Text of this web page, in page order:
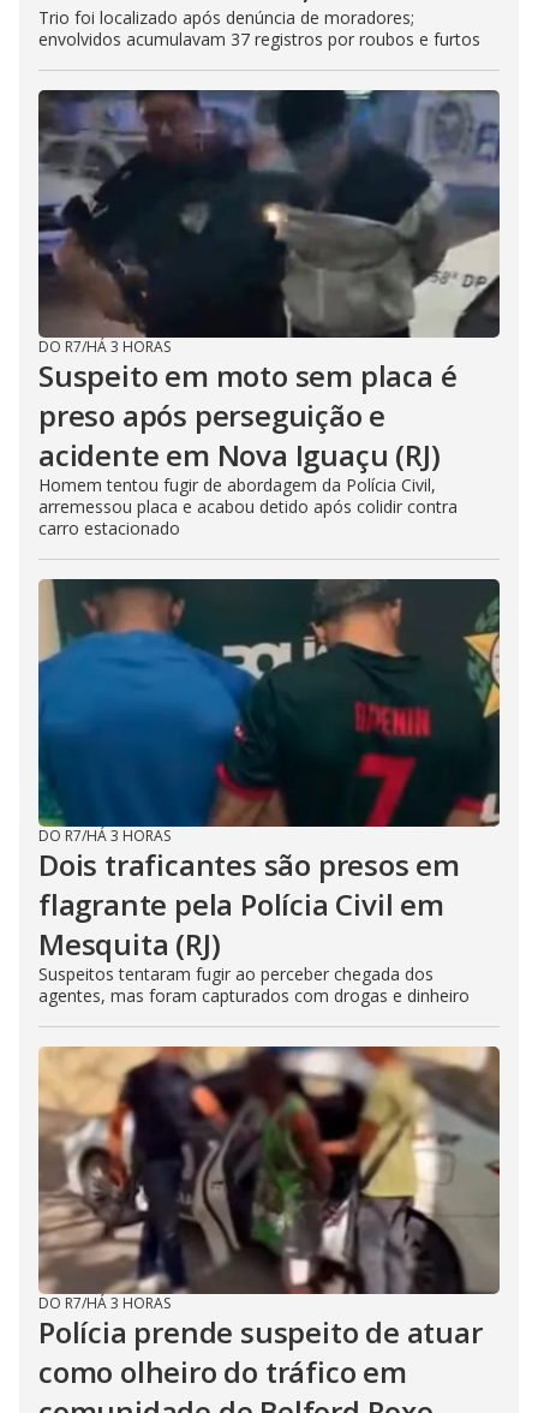
Trio foi localizado após denúncia de moradores;
envolvidos acumulavam 37 registros por roubos e furtos
DO R7/HÁ 3 HORAS
Suspeito em moto sem placa é
preso após perseguição e
acidente em Nova Iguaçu (RJ)
Homem tentou fugir de abordagem da Polícia Civil,
arremessou placa e acabou detido após colidir contra
carro estacionado
DO R7/HÁ 3 HORAS
Dois traficantes são presos em
flagrante pela Polícia Civil em
Mesquita (RJ)
Suspeitos tentaram fugir ao perceber chegada dos
agentes, mas foram capturados com drogas e dinheiro
DO R7/HÁ 3 HORAS
Polícia prende suspeito de atuar
como olheiro do tráfico em